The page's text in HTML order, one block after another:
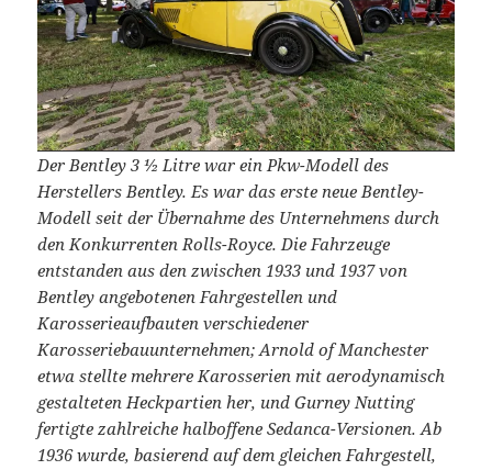
Der Bentley 3 ½ Litre war ein Pkw-Modell des
Herstellers Bentley. Es war das erste neue Bentley-
Modell seit der Übernahme des Unternehmens durch
den Konkurrenten Rolls-Royce. Die Fahrzeuge
entstanden aus den zwischen 1933 und 1937 von
Bentley angebotenen Fahrgestellen und
Karosserieaufbauten verschiedener
Karosseriebauunternehmen; Arnold of Manchester
etwa stellte mehrere Karosserien mit aerodynamisch
gestalteten Heckpartien her, und Gurney Nutting
fertigte zahlreiche halboffene Sedanca-Versionen. Ab
1936 wurde, basierend auf dem gleichen Fahrgestell,